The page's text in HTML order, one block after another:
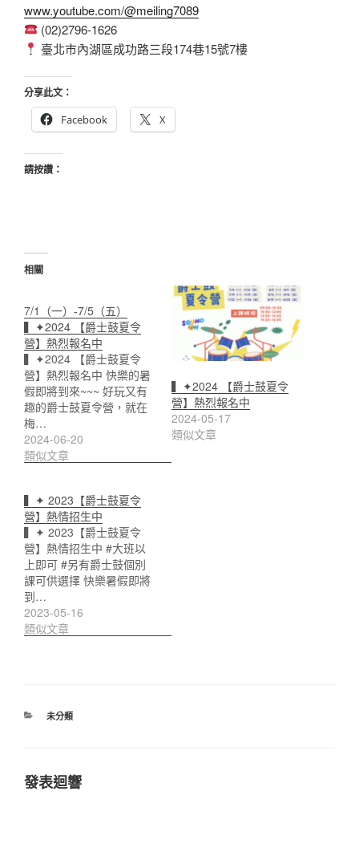
www.youtube.com/@meiling7089
(02)2796-1626
臺北市內湖區成功路三段174巷15號7樓
分享此文：
Facebook
X
請按讚：
相關
7/1（一）-7/5（五）
▍✦2024 【爵士鼓夏令
營】熱烈報名中
▍✦2024 【爵士鼓夏令
營】熱烈報名中 快樂的暑
假即將到來~~~ 好玩又有
趣的爵士鼓夏令營，就在
梅…
2024-06-20
類似文章
▍✦2024 【爵士鼓夏令
營】熱烈報名中
2024-05-17
類似文章
▍✦ 2023【爵士鼓夏令
營】熱情招生中
▍✦ 2023【爵士鼓夏令
營】熱情招生中 #大班以
上即可 #另有爵士鼓個別
課可供選擇 快樂暑假即將
到…
2023-05-16
類似文章
分
未分類
發表迴響